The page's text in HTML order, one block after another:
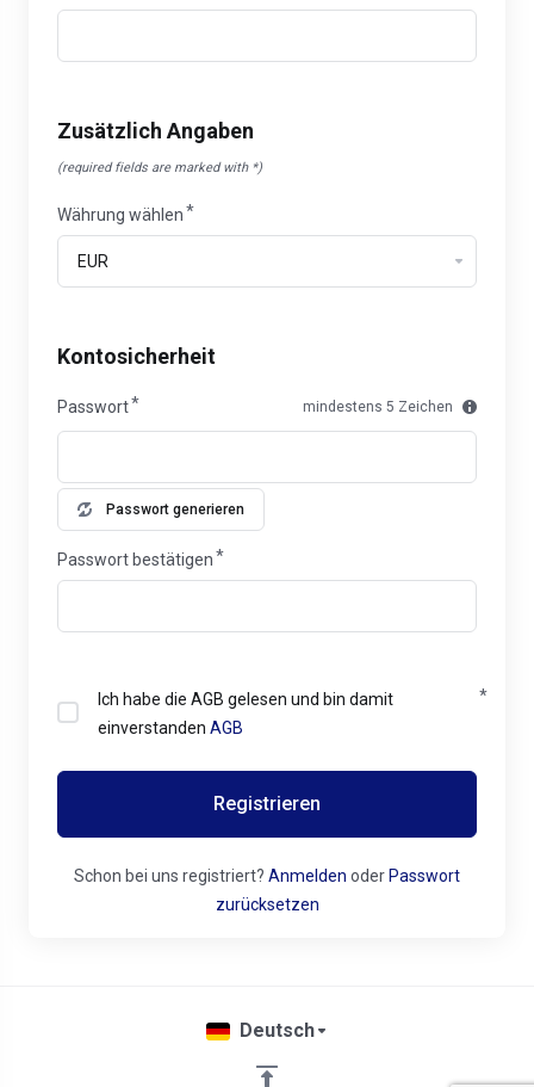
Zusätzlich Angaben
(required fields are marked with *)
Währung wählen
Kontosicherheit
Passwort mindestens 5 Zeichen
Passwort generieren
Passwort bestätigen
Ich habe die AGB gelesen und bin damit
einverstanden AGB
Registrieren
Schon bei uns registriert? Anmelden oder Passwort
zurücksetzen
Deutsch